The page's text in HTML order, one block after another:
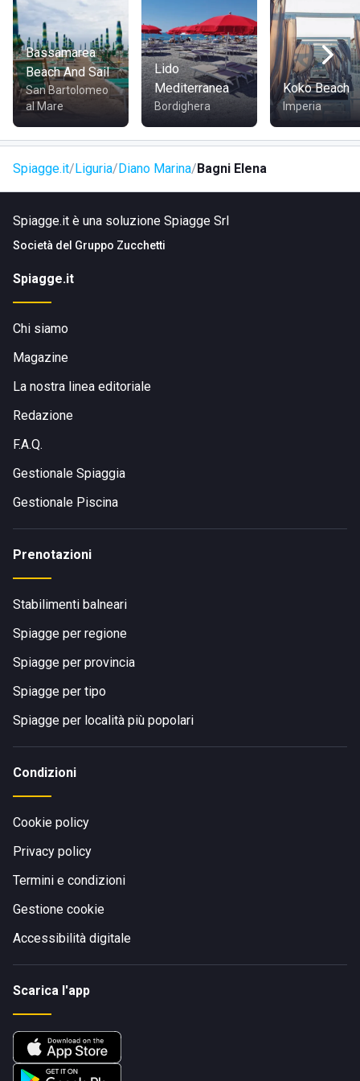
tipica focaccia ligure, eccellente spuntino a qualsiasi ora
della giornata. Il ristorante dei Bagni Elena è invece pronto a
servire a pranzo e a cena gustosi piatti di terra e di mare.
Bassamarea
Beach And Sail
San Bartolomeo
al Mare
Lido
Mediterranea
Bordighera
Koko Beach
Imperia
Spiagge.it Liguria Diano Marina Bagni Elena
Spiagge.it è una soluzione Spiagge Srl
Società del Gruppo Zucchetti
Spiagge.it
Chi siamo
Magazine
La nostra linea editoriale
Redazione
F.A.Q.
Gestionale Spiaggia
Gestionale Piscina
Prenotazioni
Stabilimenti balneari
Spiagge per regione
Spiagge per provincia
Spiagge per tipo
Spiagge per località più popolari
Condizioni
Cookie policy
Privacy policy
Termini e condizioni
Gestione cookie
Accessibilità digitale
Scarica l'app